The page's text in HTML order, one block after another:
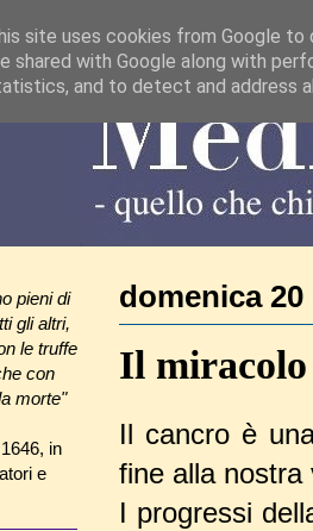
domenica
Il miracolo
Il cancro è
fine alla nostra
I progressi
pieni di
gli altri,
le truffe
con
morte"
in
e
site uses cookies from Google to
shared with Google along with
and to detect and address